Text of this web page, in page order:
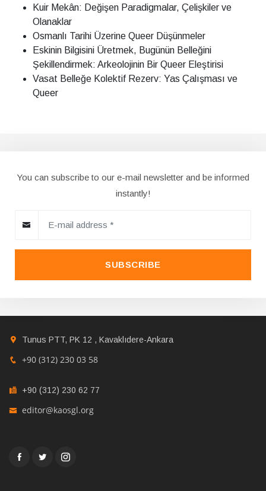
Kuir Mekân: Değişen Paradigmalar, Çelişkiler ve
Olanaklar
Osmanlı Tarihi Üzerine Queer Düşünmeler
Eskinin Bilgisini Üretmek, Bugünün Belleğini
Şekillendirmek: Arkeolojinin Bir Queer Eleştirisi
Vasat Belleğe Kolektif Rezerv: Yas Çalışması ve
Queer
You can subscribe to our e-mail newsletter and be informed
instantly!
SUBSCRIBE
Tunus PTT, PK 12 , Kavaklıdere-Ankara
+90 (312) 230 03 58
+90 (312) 230 62 77
editor@kaosgl.org